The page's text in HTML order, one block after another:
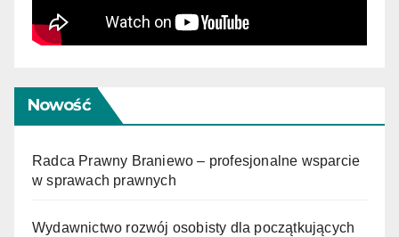
Nowość
Radca Prawny Braniewo – profesjonalne wsparcie
w sprawach prawnych
Wydawnictwo rozwój osobisty dla początkujących